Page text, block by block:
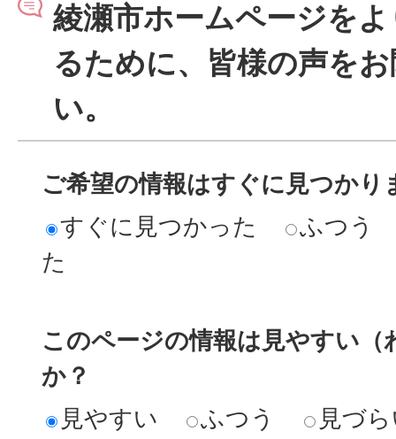
綾瀬市ホームページを
るために、皆様の声を
い。
ご希望の情報はすぐに見つかり
すぐに見つかった
ふつう
た
このページの情報は見やすい
か？
見やすい
ふつう 見づ